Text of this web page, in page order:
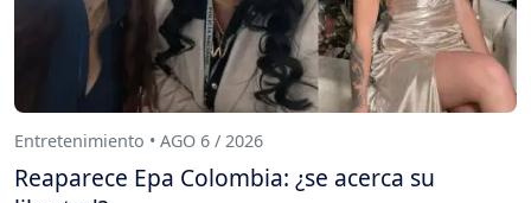
Entretenimiento • AGO 6 / 2026
Reaparece Epa Colombia: ¿se acerca su